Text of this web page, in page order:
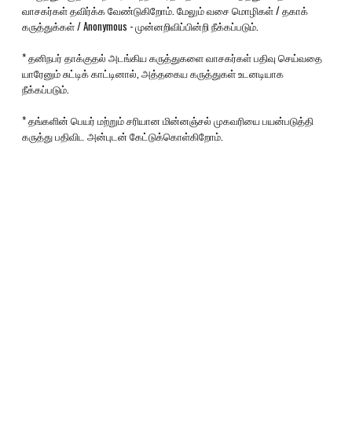
வாசகர்கள் தவிர்க்க வேண்டுகிறோம். மேலும் வசை மொழிகள் / தகாக்
கருத்துக்கள் / Anonymous - முன்னறிவிப்பின்றி நீக்கப்படும்.
* தனிநபர் தாக்குதல் அடங்கிய கருத்துகளை வாசகர்கள் பதிவு செய்வதை
யாரேனும் சுட்டிக் காட்டினால், அத்தகைய கருத்துகள் உடனடியாக
நீக்கப்படும்.
* தங்களின் பெயர் மற்றும் சரியான மின்னஞ்சல் முகவரியை பயன்படுத்தி
கருத்து பதிவிட அன்புடன் கேட்டுக்கொள்கிறோம்.